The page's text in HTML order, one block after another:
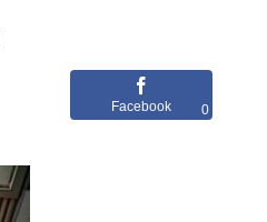
Facebook 0